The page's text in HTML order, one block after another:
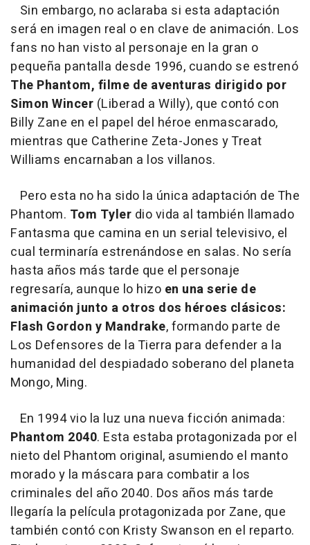
Sin embargo, no aclaraba si esta adaptación
será en imagen real o en clave de animación. Los
fans no han visto al personaje en la gran o
pequeña pantalla desde 1996, cuando se estrenó
The Phantom, filme de aventuras dirigido por
Simon Wincer (Liberad a Willy), que contó con
Billy Zane en el papel del héroe enmascarado,
mientras que Catherine Zeta-Jones y Treat
Williams encarnaban a los villanos.
Pero esta no ha sido la única adaptación de The
Phantom. Tom Tyler dio vida al también llamado
Fantasma que camina en un serial televisivo, el
cual terminaría estrenándose en salas. No sería
hasta años más tarde que el personaje
regresaría, aunque lo hizo en una serie de
animación junto a otros dos héroes clásicos:
Flash Gordon y Mandrake, formando parte de
Los Defensores de la Tierra para defender a la
humanidad del despiadado soberano del planeta
Mongo, Ming.
En 1994 vio la luz una nueva ficción animada:
Phantom 2040. Esta estaba protagonizada por el
nieto del Phantom original, asumiendo el manto
morado y la máscara para combatir a los
criminales del año 2040. Dos años más tarde
llegaría la película protagonizada por Zane, que
también contó con Kristy Swanson en el reparto.